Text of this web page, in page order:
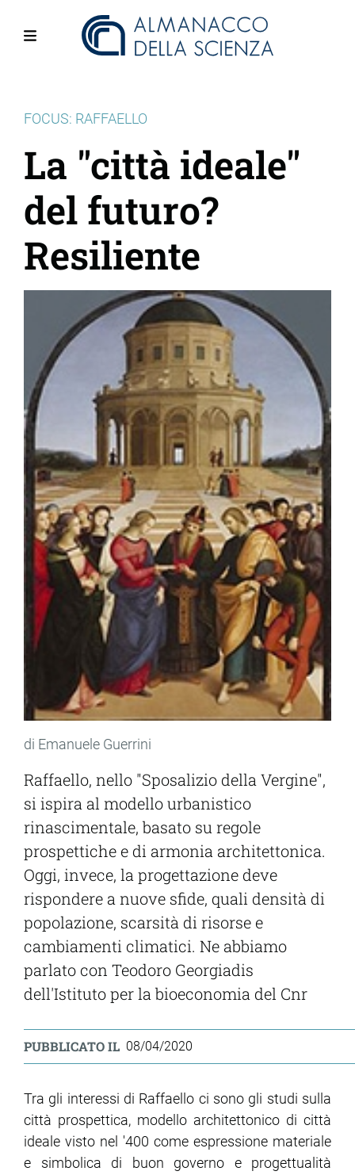
FOCUS: RAFFAELLO
La "città ideale"
del futuro?
Resiliente
di Emanuele Guerrini
Raffaello, nello "Sposalizio della Vergine",
si ispira al modello urbanistico
rinascimentale, basato su regole
prospettiche e di armonia architettonica.
Oggi, invece, la progettazione deve
rispondere a nuove sfide, quali densità di
popolazione, scarsità di risorse e
cambiamenti climatici. Ne abbiamo
parlato con Teodoro Georgiadis
dell'Istituto per la bioeconomia del Cnr
PUBBLICATO IL 08/04/2020
Tra gli interessi di Raffaello ci sono gli studi sulla
città prospettica, modello architettonico di città
ideale visto nel '400 come espressione materiale
e simbolica di buon governo e progettualità